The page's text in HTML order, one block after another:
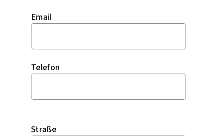
Email
Telefon
Straße